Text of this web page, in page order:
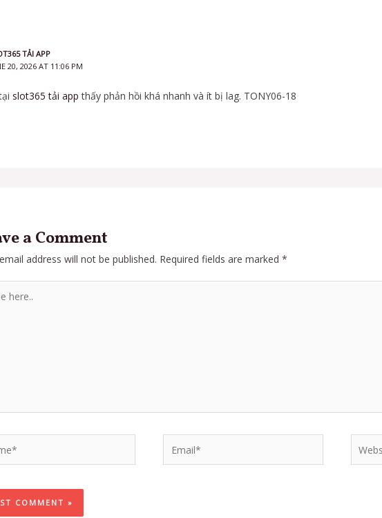
TẢI APP
20, 2026 AT 11:06 PM
slot365 tải app thấy phản hồi khá nhanh và ít bị lag. TONY06-18
a Comment
address will not be published. Required fields are marked*